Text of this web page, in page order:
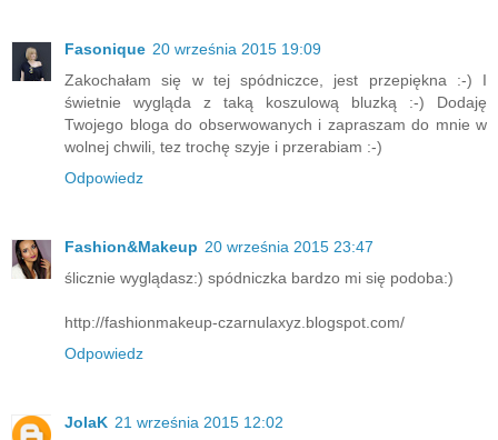
Fasonique 20 września 2015 19:09
Zakochałam się w tej spódniczce, jest przepiękna :-) I
świetnie wygląda z taką koszulową bluzką :-) Dodaję
Twojego bloga do obserwowanych i zapraszam do mnie w
wolnej chwili, tez trochę szyje i przerabiam :-)
Odpowiedz
Fashion&Makeup 20 września 2015 23:47
ślicznie wyglądasz:) spódniczka bardzo mi się podoba:)
http://fashionmakeup-czarnulaxyz.blogspot.com/
Odpowiedz
JolaK 21 września 2015 12:02